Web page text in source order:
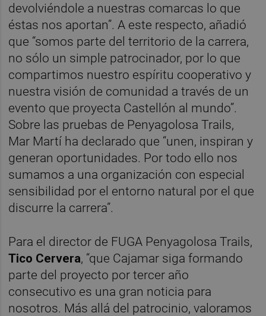
devolviéndole a nuestras comarcas lo que
éstas nos aportan”. A este respecto, añadió
que “somos parte del territorio de la carrera,
no sólo un simple patrocinador, por lo que
compartimos nuestro espíritu cooperativo y
nuestra visión de comunidad a través de un
evento que proyecta Castellón al mundo”.
Sobre las pruebas de Penyagolosa Trails,
Mar Martí ha declarado que “unen, inspiran y
generan oportunidades. Por todo ello nos
sumamos a una organización con especial
sensibilidad por el entorno natural por el que
discurre la carrera”.
Para el director de FUGA Penyagolosa Trails,
Tico Cervera, “que Cajamar siga formando
parte del proyecto por tercer año
consecutivo es una gran noticia para
nosotros. Más allá del patrocinio, valoramos